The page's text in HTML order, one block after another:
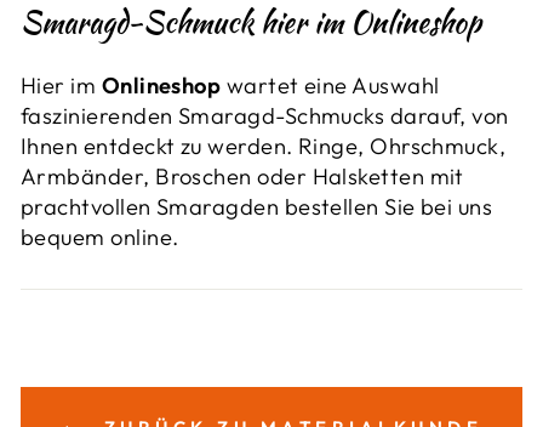
Smaragd-Schmuck hier im Onlineshop
Hier im Onlineshop wartet eine Auswahl
faszinierenden Smaragd-Schmucks darauf, von
Ihnen entdeckt zu werden. Ringe, Ohrschmuck,
Armbänder, Broschen oder Halsketten mit
prachtvollen Smaragden bestellen Sie bei uns
bequem online.